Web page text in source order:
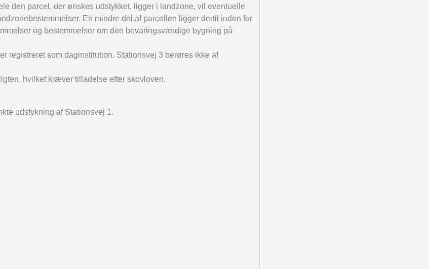
den parcel, der ønskes udstykket, ligger i landzone, vil eventuelle
En mindre del af parcellen ligger dertil inden for
og bestemmelser om den bevaringsværdige bygning på
registreret som daginstitution. Stationsvej 3 berøres ikke af
hvilket kræver tilladelse efter skovloven.
udstykning af Stationsvej 1.